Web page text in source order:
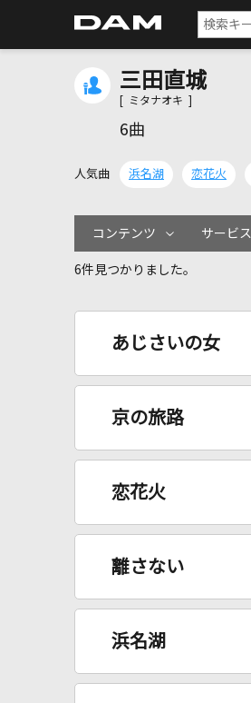
三田直城
[ ミタナオキ ]
6曲
人気曲 浜名湖 恋花火
コンテンツ サービス
6件見つかりました。
あじさいの女
京の旅路
恋花火
離さない
浜名湖